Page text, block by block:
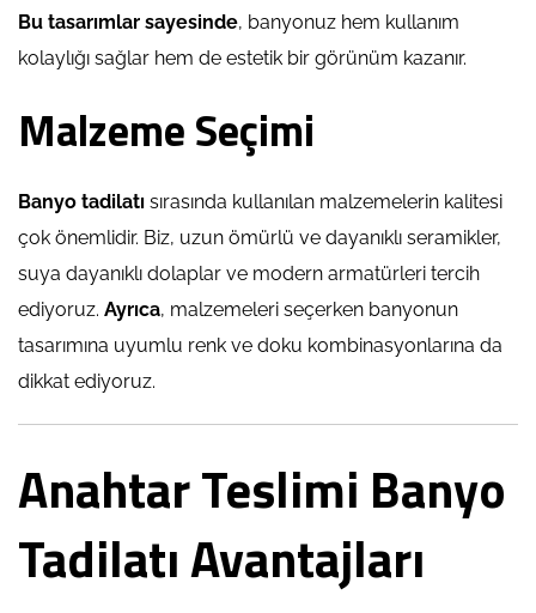
Bu tasarımlar sayesinde, banyonuz hem kullanım
kolaylığı sağlar hem de estetik bir görünüm kazanır.
Malzeme Seçimi
Banyo tadilatı sırasında kullanılan malzemelerin kalitesi
çok önemlidir. Biz, uzun ömürlü ve dayanıklı seramikler,
suya dayanıklı dolaplar ve modern armatürleri tercih
ediyoruz. Ayrıca, malzemeleri seçerken banyonun
tasarımına uyumlu renk ve doku kombinasyonlarına da
dikkat ediyoruz.
Anahtar Teslimi Banyo
Tadilatı Avantajları